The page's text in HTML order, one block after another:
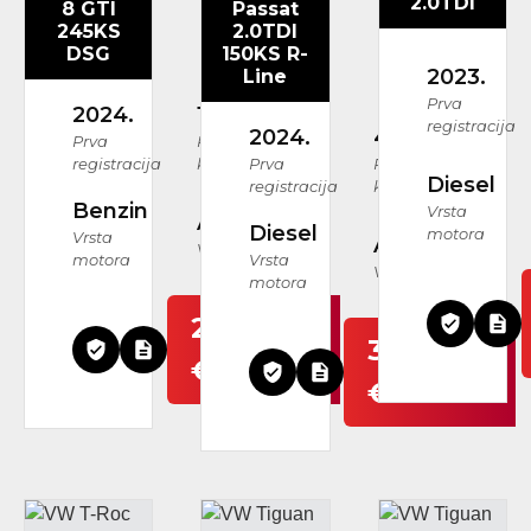
8 GTI
245KS
DSG
2024.
Prva
registracija
109.955 km
Prijeđeni
kilometri
Benzin
Vrsta
motora
Automatski
Vrsta mjenjača
28.999
€
Passat
2.0TDI
150KS R-
Line
2024.
Prva
registracija
47.495 km
Prijeđeni
kilometri
Diesel
Vrsta
motora
Automatski
Vrsta mjenjača
37.999
€
2023.
Prva
registracija
Diesel
Vrsta
motora